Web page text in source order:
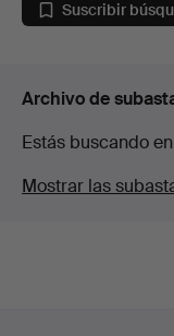
Suscribir
Archivo de
Estás buscando
Mostrar las